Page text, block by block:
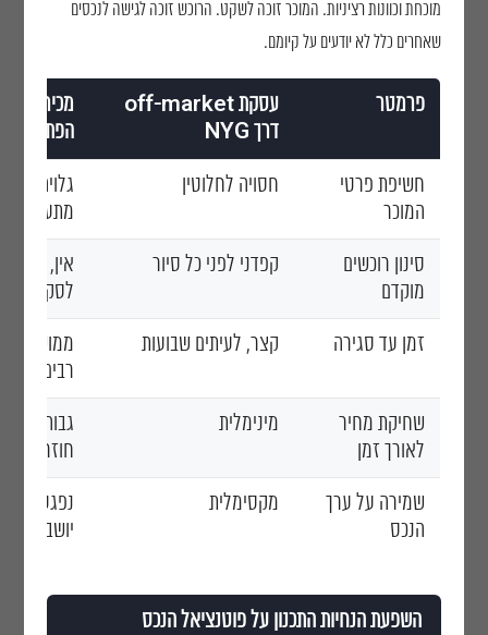
מוכחת וכוונות רציניות. המוכר זוכה לשקט. הרוכש זוכה לגישה לנכסים
שאחרים כלל לא יודעים על קיומם.
פרמטר
עסקת off-market
דרך NYG
מכירה
הפתוח
חשיפת פרטי
המוכר
חסויה לחלוטין
גלויה לכל
מתעניין
סינון רוכשים
מוקדם
קפדני לפני כל סיור
אין,
לסקרנים
זמן עד סגירה קצר, לעיתים שבועות
ממושך,
רבים
שחיקת מחיר
לאורך זמן
מינימלית
גבוהה,
חוזרות
שמירה על ערך
הנכס
מקסימלית
נפגעת
יושב
השפעת הנחיות התכנון על פוטנציאל הנכס